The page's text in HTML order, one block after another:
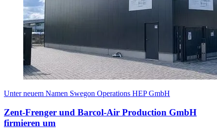
Unter neuem Namen Swegon Operations HEP GmbH
Zent-Frenger und Barcol-Air Production GmbH
firmieren um